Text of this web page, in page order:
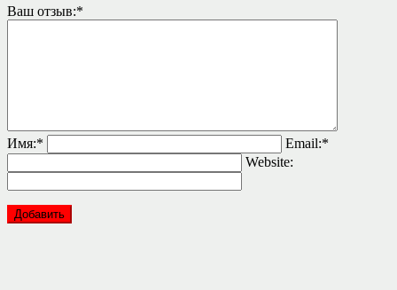
Ваш отзыв:*
Имя:* Email:*
Website: